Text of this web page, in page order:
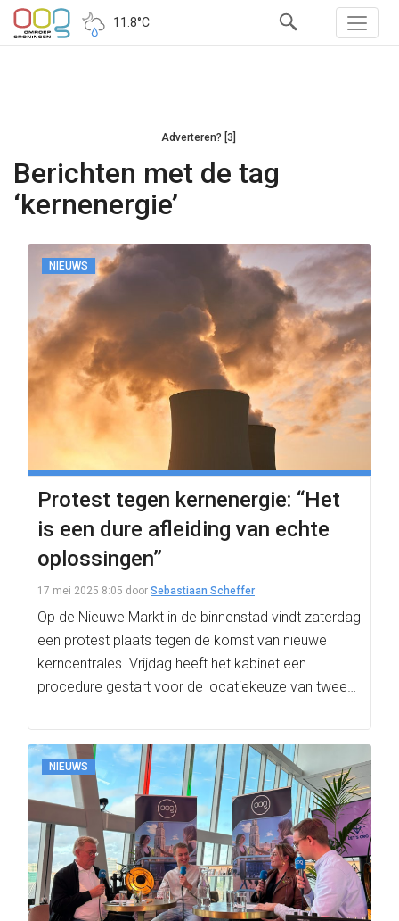
11.8°C
Adverteren? [3]
Berichten met de tag
‘kernenergie’
NIEUWS
Protest tegen kernenergie: “Het
is een dure afleiding van echte
oplossingen”
17 mei 2025 8:05 door Sebastiaan Scheffer
Op de Nieuwe Markt in de binnenstad vindt zaterdag
een protest plaats tegen de komst van nieuwe
kerncentrales. Vrijdag heeft het kabinet een
procedure gestart voor de locatiekeuze van twee…
NIEUWS